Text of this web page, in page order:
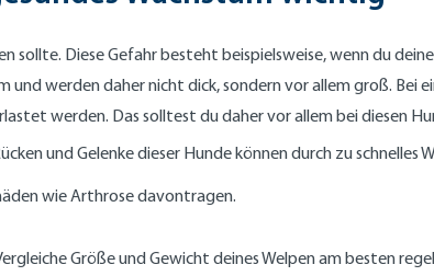
sollte. Diese Gefahr besteht beispielsweise, wenn du
werden daher nicht dick, sondern vor allem groß. Bei
werden. Das solltest du daher vor allem bei diesen
und Gelenke dieser Hunde können durch zu schnelles
wie Arthrose davontragen.
Größe und Gewicht deines Welpen am besten